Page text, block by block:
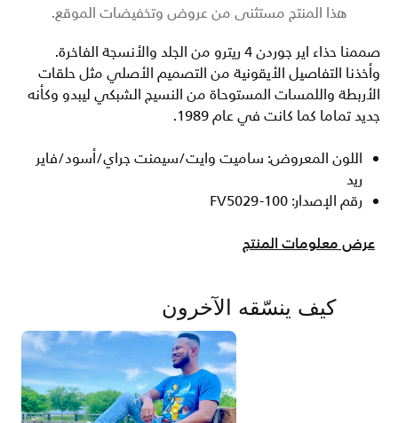
هذا المنتج مستثنى من عروض وتخفيضات الموقع.
صممنا حذاء اير جوردن 4 ريترو من الجلد والأنسجة الفاخرة.
وأخذنا التفاصيل الأيقونية من التصميم الأصلي مثل حلقات
الأربطة واللمسات المستوحاة من النسيج الشبكي ليبدو وكأنه
جديد تماما كما كانت في عام 1989.
اللون المعروض: ساميت وايت/سيمنت جراي/أسود/فاير
ريد
رقم الإصدار: FV5029-100
عرض معلومات المنتج